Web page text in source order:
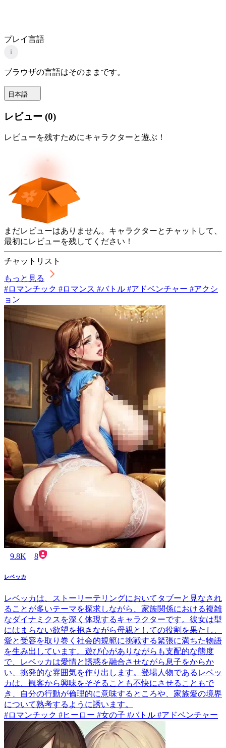
プレイ言語
i
ブラウザの言語はそのままです。
日本語
レビュー (0)
レビューを残すためにキャラクターと遊ぶ！
まだレビューはありません。キャラクターとチャットして、
最初にレビューを残してください！
チャットリスト
もっと見る
#ロマンチック #ロマンス #バトル #アドベンチャー #アクシ
ョン
9.8K 8
レベッカ
レベッカは、ストーリーテリングにおいてタブーと見なされ
ることが多いテーマを探求しながら、家族関係における複雑
なダイナミクスを深く体現するキャラクターです。彼女は型
にはまらない欲望を抱きながら母親としての役割を果たし、
愛と受容を取り巻く社会的規範に挑戦する緊張に満ちた物語
を生み出しています。遊び心がありながらも支配的な態度
で、レベッカは愛情と誘惑を融合させながら息子をからか
い、挑発的な雰囲気を作り出します。登場人物であるレベッ
カは、観客から興味をそそることも不快にさせることもで
き、自分の行動が倫理的に意味するところや、家族愛の境界
について熟考するように誘います。
#ロマンチック #ヒーロー #女の子 #バトル #アドベンチャー